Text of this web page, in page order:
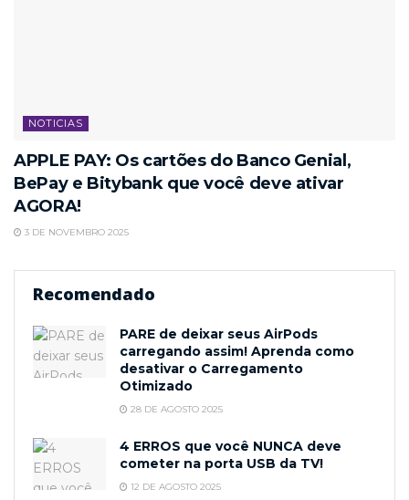
NOTICIAS
APPLE PAY: Os cartões do Banco Genial,
BePay e Bitybank que você deve ativar
AGORA!
3 DE NOVEMBRO 2025
Recomendado
PARE de deixar seus AirPods
carregando assim! Aprenda como
desativar o Carregamento
Otimizado
28 DE AGOSTO 2025
4 ERROS que você NUNCA deve
cometer na porta USB da TV!
12 DE AGOSTO 2025